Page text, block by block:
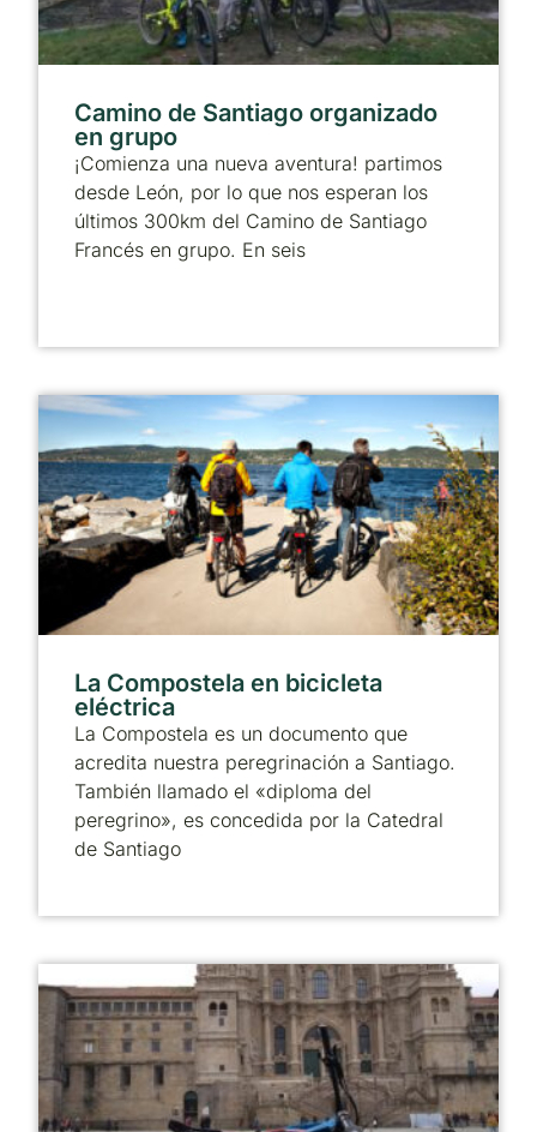
Camino de Santiago organizado
en grupo
¡Comienza una nueva aventura! partimos
desde León, por lo que nos esperan los
últimos 300km del Camino de Santiago
Francés en grupo. En seis
La Compostela en bicicleta
eléctrica
La Compostela es un documento que
acredita nuestra peregrinación a Santiago.
También llamado el «diploma del
peregrino», es concedida por la Catedral
de Santiago